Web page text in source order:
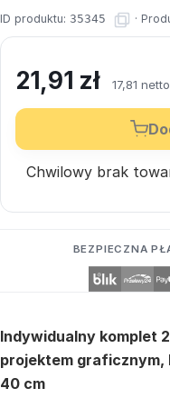
ID produktu: 35345 ·
21,91 zł 17,81 netto
Chwilowy brak
BEZPIECZNA
Indywidualny komplet
projektem graficznym,
40 cm